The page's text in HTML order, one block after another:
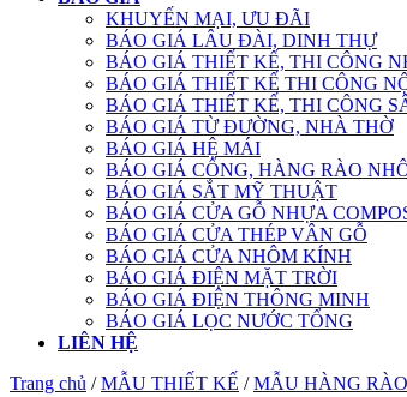
KHUYẾN MẠI, ƯU ĐÃI
BÁO GIÁ LÂU ĐÀI, DINH THỰ
BÁO GIÁ THIẾT KẾ, THI CÔNG
BÁO GIÁ THIẾT KẾ THI CÔNG
BÁO GIÁ THIẾT KẾ, THI CÔNG
BÁO GIÁ TỪ ĐƯỜNG, NHÀ THỜ
BÁO GIÁ HỆ MÁI
BÁO GIÁ CỔNG, HÀNG RÀO
BÁO GIÁ SẮT MỸ THUẬT
BÁO GIÁ CỬA GỖ NHỰA
BÁO GIÁ CỬA THÉP VÂN GỖ
BÁO GIÁ CỬA NHÔM KÍNH
BÁO GIÁ ĐIỆN MẶT TRỜI
BÁO GIÁ ĐIỆN THÔNG MINH
BÁO GIÁ LỌC NƯỚC TỔNG
LIÊN HỆ
Trang chủ /MẪU THIẾT KẾ /MẪU HÀNG